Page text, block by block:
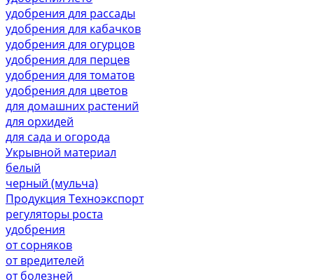
удобрения для рассады
удобрения для кабачков
удобрения для огурцов
удобрения для перцев
удобрения для томатов
удобрения для цветов
для домашних растений
для орхидей
для сада и огорода
Укрывной материал
белый
черный (мульча)
Продукция Техноэкспорт
регуляторы роста
удобрения
от сорняков
от вредителей
от болезней